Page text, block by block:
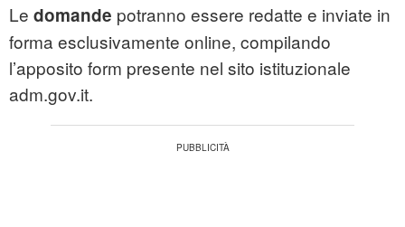
Le domande potranno essere redatte e inviate in
forma esclusivamente online, compilando
l’apposito form presente nel sito istituzionale
adm.gov.it.